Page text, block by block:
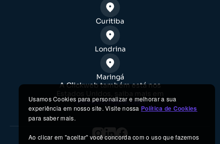
Curitiba
Londrina
Maringá
A Clickweb também está nos
Estados Unidos, saiba mais em
clickwebdigital.com
Usamos Cookies para personalizar e melhorar a sua
experiência em nosso site. Visite nossa Política de Cookies
para saber mais.
Ao clicar em "aceitar" você concorda com o uso que fazemos